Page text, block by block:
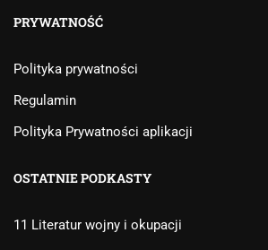
PRYWATNOŚĆ
Polityka prywatności
Regulamin
Polityka Prywatności aplikacji
OSTATNIE PODKASTY
11 Literatur wojny i okupacji